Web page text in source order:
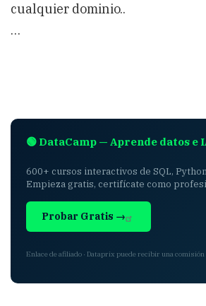
cualquier dominio..
…
🟢 DataCamp — Aprende datos e
600+ cursos interactivos de SQL,
Empieza gratis, certifícate como
Probar Gratis →
Enlace de afiliado · Dataprix puede recibir una comisión